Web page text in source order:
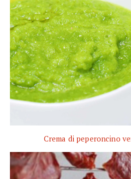
Crema di peperoncino